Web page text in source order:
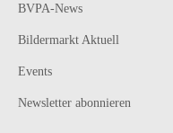
BVPA-News
Bildermarkt Aktuell
Events
Newsletter abonnieren